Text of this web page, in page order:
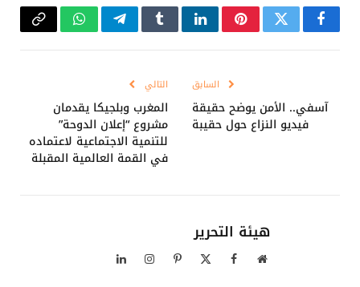
فيسبوكتويتر بينتيريستلينكدإنTumblrتيلقرامواتسابCopy
السابق
آسفي.. الأمن يوضح حقيقة
فيديو النزاع حول حقيبة
التالي
المغرب وبلجيكا يقدمان
مشروع “إعلان الدوحة”
للتنمية الاجتماعية لاعتماده
في القمة العالمية المقبلة
هيئة التحرير
موقع فيسبوك بينتيريستالانستغراملينكدإن